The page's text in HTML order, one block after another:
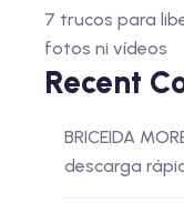
7 trucos para
fotos ni vídeos
Recent
BRICEIDA
descarga